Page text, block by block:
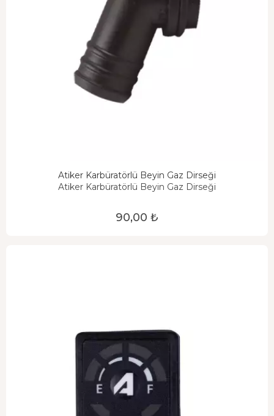
Atiker Karbüratörlü Beyin Gaz Dirseği
Atiker Karbüratörlü Beyin Gaz Dirseği
90,00 ₺